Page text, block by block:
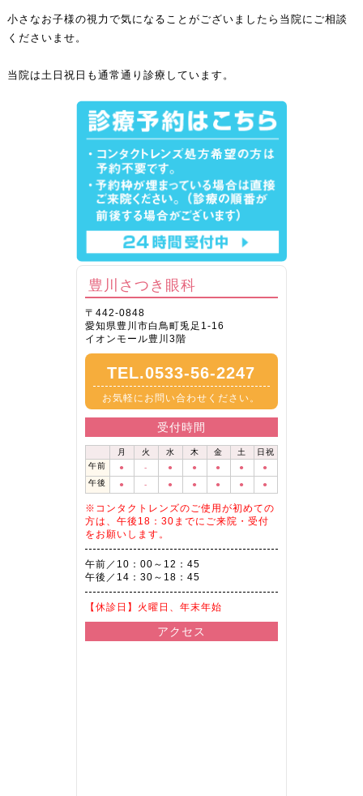
小さなお子様の視力で気になることがございましたら当院にご相談
くださいませ。
当院は土日祝日も通常通り診療しています。
豊川さつき眼科
〒442-0848
愛知県豊川市白鳥町兎足1-16
イオンモール豊川3階
TEL.0533-56-2247
お気軽にお問い合わせください。
受付時間
月 火 水 木 金 土
日祝
午前
● - ● ● ● ●
●
午後
● - ● ● ● ● ●
※コンタクトレンズのご使用が初めての
方は、午後18：30までにご来院・受付
をお願いします。
午前／10：00～12：45
午後／14：30～18：45
【休診日】 火曜日、年末年始
アクセス